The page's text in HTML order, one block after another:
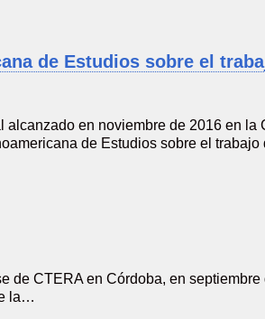
de Estudios sobre el
alcanzado en noviembre de 2016 en la
de Estudios sobre el trabajo
de CTERA en Córdoba, en septiembre
la…